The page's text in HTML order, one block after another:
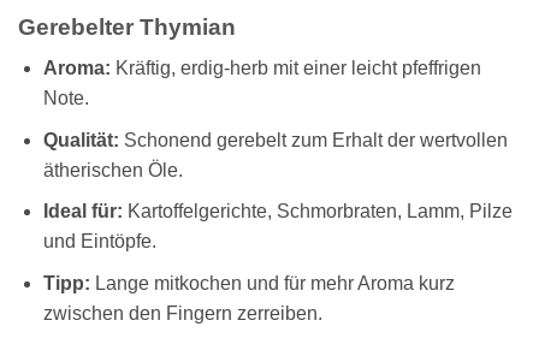
Gerebelter Thymian
Aroma: Kräftig, erdig-herb mit einer leicht pfeffrigen
Note.
Qualität: Schonend gerebelt zum Erhalt der wertvollen
ätherischen Öle.
Ideal für: Kartoffelgerichte, Schmorbraten, Lamm, Pilze
und Eintöpfe.
Tipp: Lange mitkochen und für mehr Aroma kurz
zwischen den Fingern zerreiben.